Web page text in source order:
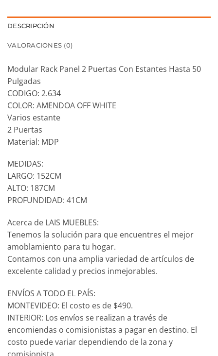
DESCRIPCIÓN
VALORACIONES (0)
Modular Rack Panel 2 Puertas Con Estantes Hasta 50
Pulgadas
CODIGO: 2.634
COLOR: AMENDOA OFF WHITE
Varios estante
2 Puertas
Material: MDP
MEDIDAS:
LARGO: 152CM
ALTO: 187CM
PROFUNDIDAD: 41CM
Acerca de LAIS MUEBLES:
Tenemos la solución para que encuentres el mejor
amoblamiento para tu hogar.
Contamos con una amplia variedad de artículos de
excelente calidad y precios inmejorables.
ENVÍOS A TODO EL PAÍS:
MONTEVIDEO: El costo es de $490.
INTERIOR: Los envíos se realizan a través de
encomiendas o comisionistas a pagar en destino. El
costo puede variar dependiendo de la zona y